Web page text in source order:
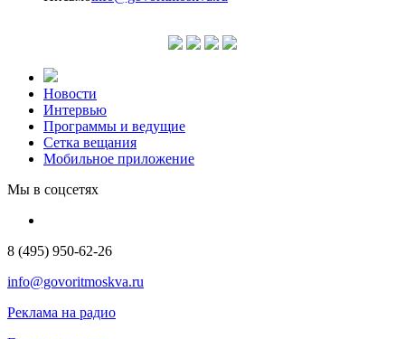
Новости
Интервью
Программы и ведущие
Сетка вещания
Мобильное приложение
Мы в соцсетях
8 (495) 950-62-26
info@govoritmoskva.ru
Реклама на радио